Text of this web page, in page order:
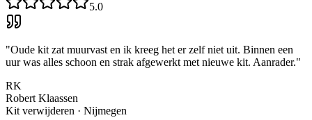
5.0
"Oude kit zat muurvast en ik kreeg het er zelf niet uit. Binnen een
uur was alles schoon en strak afgewerkt met nieuwe kit. Aanrader."
RK
Robert Klaassen
Kit verwijderen · Nijmegen